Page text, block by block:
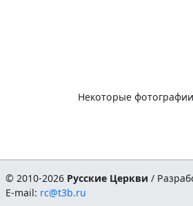
Некоторые
© 2010-2026 Русские Церкви /
E-mail: rc@t3b.ru